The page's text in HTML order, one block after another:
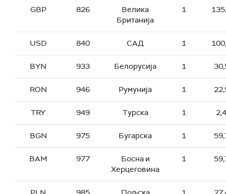
GBP 826
Велика
Британија
1
USD 840 САД 1
BYN 933 Белорусија 1
RON 946 Румунија 1
TRY 949 Турска 1
BGN 975 Бугарска 1
BAM 977
Босна и
Херцеговина
1